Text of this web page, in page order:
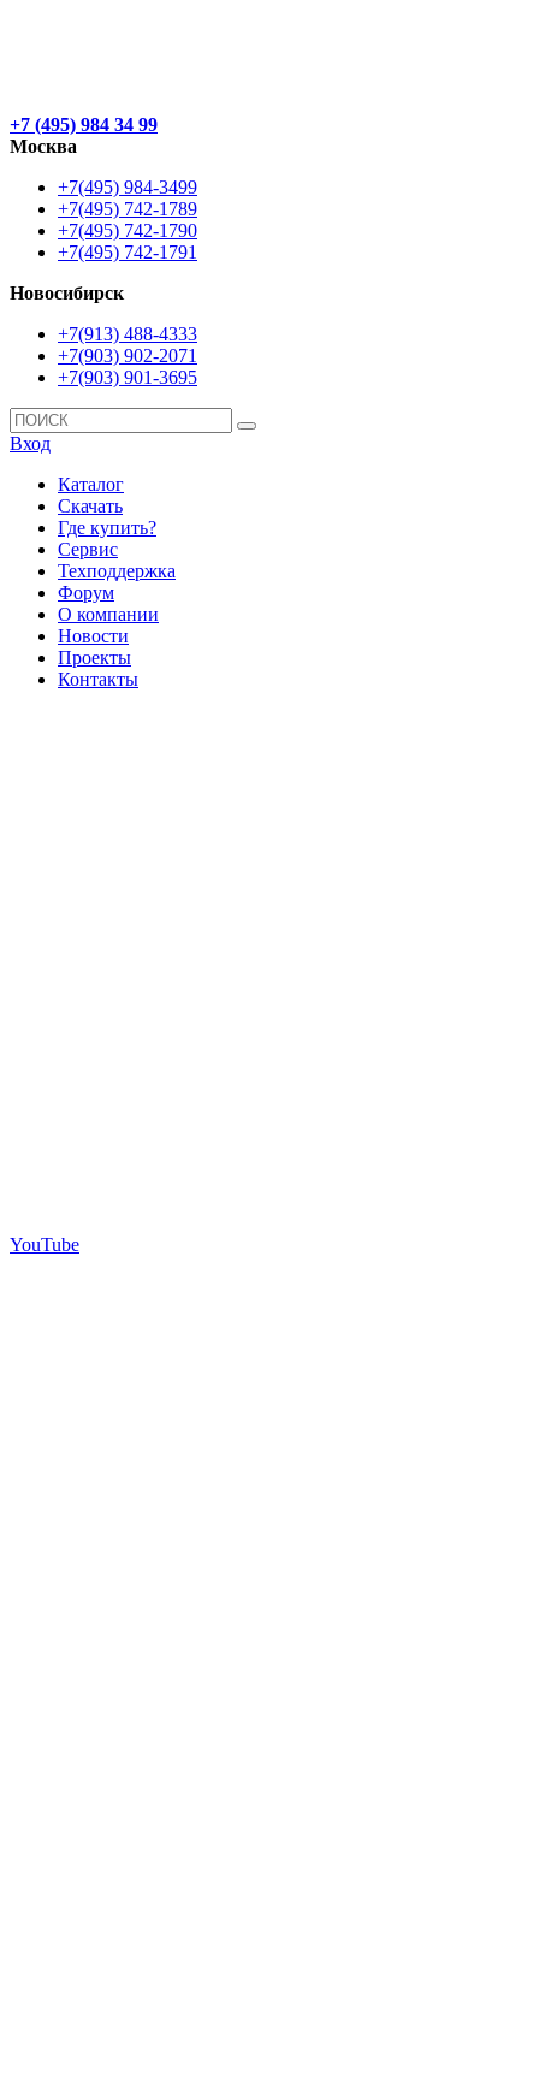
+7 (495) 984 34 99
Москва
+7(495) 984-3499
+7(495) 742-1789
+7(495) 742-1790
+7(495) 742-1791
Новосибирск
+7(913) 488-4333
+7(903) 902-2071
+7(903) 901-3695
Вход
Каталог
Скачать
Где купить?
Сервис
Техподдержка
Форум
О компании
Новости
Проекты
Контакты
YouTube